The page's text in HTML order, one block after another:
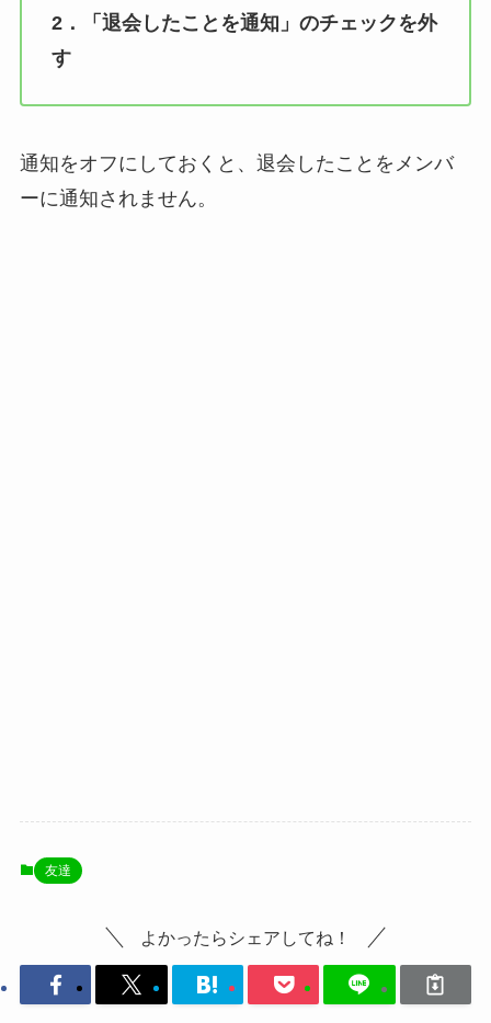
2．「退会したことを通知」のチェックを外
す
通知をオフにしておくと、退会したことをメンバ
ーに通知されません。
友達
よかったらシェアしてね！